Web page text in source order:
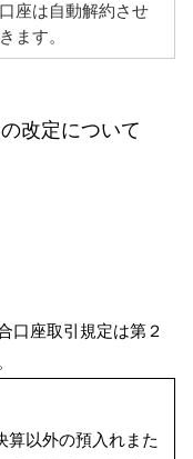
座は自動解約させ
ます。
改定について
口座取引規定は第２
算以外の預入れまた